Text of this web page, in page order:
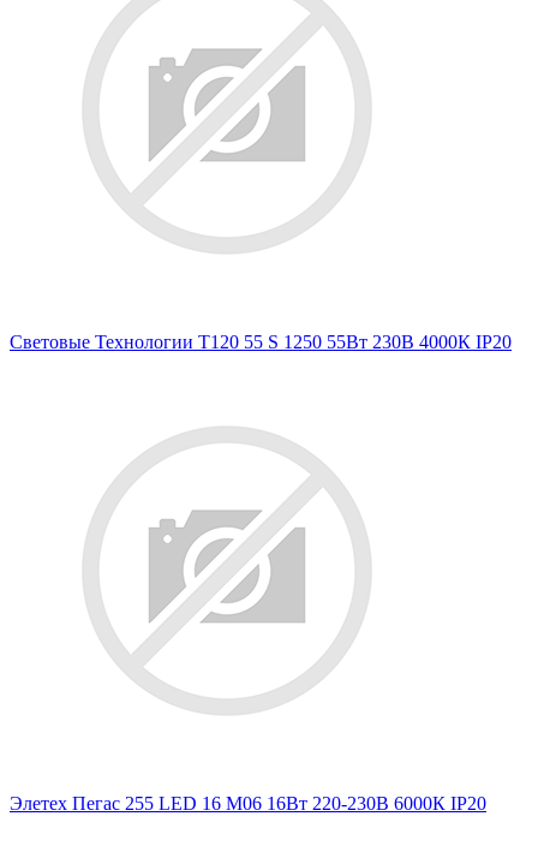
Световые Технологии T120 55 S 1250 55Вт 230В 4000К IP20
Элетех Пегас 255 LED 16 M06 16Вт 220-230В 6000К IP20